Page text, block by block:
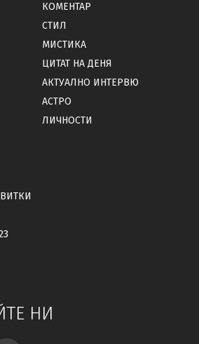
КОМЕНТАР
СТИЛ
МИСТИКА
ЦИТАТ НА ДЕНЯ
АКТУАЛНО ИНТЕРВЮ
АСТРО
ЛИЧНОСТИ
НИ